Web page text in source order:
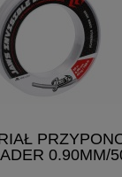
0.90MM/